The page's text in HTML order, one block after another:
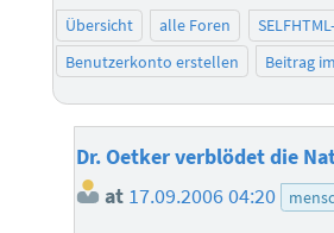
Übersicht alle Foren
Benutzerkonto erstellen
Beitrag
Dr. Oetker verblödet die
at 17.09.2006 04:20